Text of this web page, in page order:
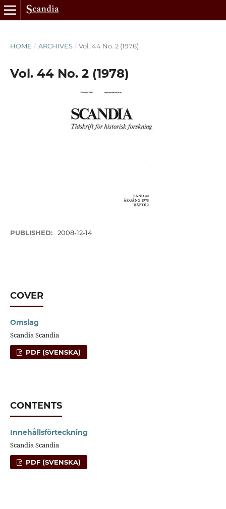
HOME / ARCHIVES / Vol. 44 No. 2 (1978)
Vol. 44 No. 2 (1978)
PUBLISHED: 2008-12-14
COVER
Omslag
Scandia Scandia
PDF (SVENSKA)
CONTENTS
Innehållsförteckning
Scandia Scandia
PDF (SVENSKA)